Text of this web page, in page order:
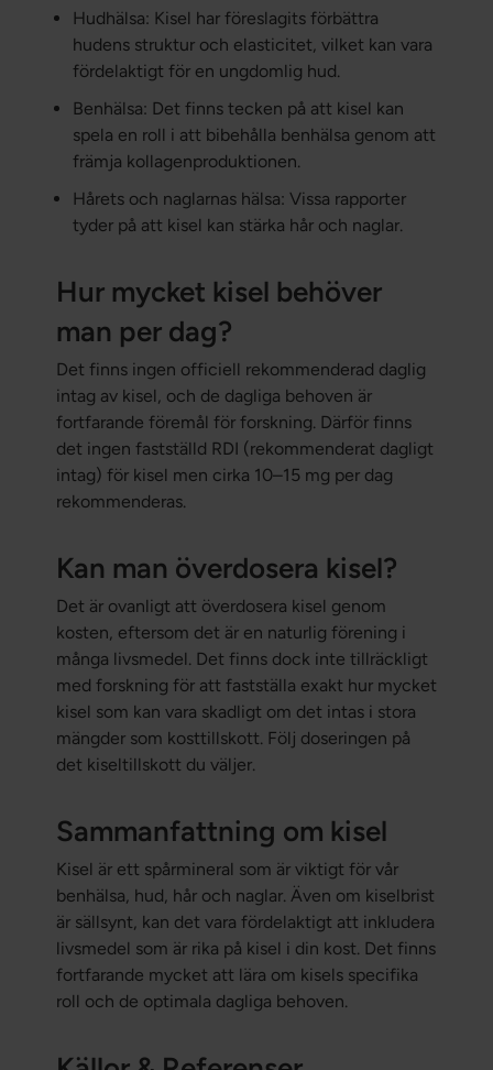
Hudhälsa: Kisel har föreslagits förbättra
hudens struktur och elasticitet, vilket kan vara
fördelaktigt för en ungdomlig hud.
Benhälsa: Det finns tecken på att kisel kan
spela en roll i att bibehålla benhälsa genom att
främja kollagenproduktionen.
Hårets och naglarnas hälsa: Vissa rapporter
tyder på att kisel kan stärka hår och naglar.
Hur mycket kisel behöver
man per dag?
Det finns ingen officiell rekommenderad daglig
intag av kisel, och de dagliga behoven är
fortfarande föremål för forskning. Därför finns
det ingen fastställd RDI (rekommenderat dagligt
intag) för kisel men cirka 10–15 mg per dag
rekommenderas.
Kan man överdosera kisel?
Det är ovanligt att överdosera kisel genom
kosten, eftersom det är en naturlig förening i
många livsmedel. Det finns dock inte tillräckligt
med forskning för att fastställa exakt hur mycket
kisel som kan vara skadligt om det intas i stora
mängder som kosttillskott. Följ doseringen på
det kiseltillskott du väljer.
Sammanfattning om kisel
Kisel är ett spårmineral som är viktigt för vår
benhälsa, hud, hår och naglar. Även om kiselbrist
är sällsynt, kan det vara fördelaktigt att inkludera
livsmedel som är rika på kisel i din kost. Det finns
fortfarande mycket att lära om kisels specifika
roll och de optimala dagliga behoven.